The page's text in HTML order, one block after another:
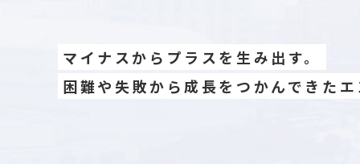
マイナスからプラスを生み出す。
困難や失敗から成長をつかんできた